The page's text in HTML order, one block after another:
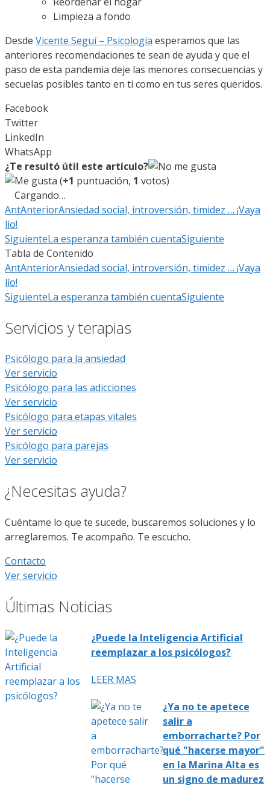
Limpieza a fondo
Desde Vicente Seguí – Psicología esperamos que las
anteriores recomendaciones te sean de ayuda y que el
paso de esta pandemia deje las menores consecuencias y
secuelas posibles tanto en ti como en tus seres queridos.
Facebook
Twitter
LinkedIn
WhatsApp
¿Te resultó útil este artículo?
(+1 puntuación, 1 votos)
Cargando…
AntAnteriorAnsiedad social, introversión, timidez … ¡Vaya
lío!
SiguienteLa esperanza también cuentaSiguiente
Tabla de Contenido
AntAnteriorAnsiedad social, introversión, timidez … ¡Vaya
lío!
SiguienteLa esperanza también cuentaSiguiente
Servicios y terapias
Psicólogo para la ansiedad
Ver servicio
Psicólogo para las adicciones
Ver servicio
Psicólogo para etapas vitales
Ver servicio
Psicólogo para parejas
Ver servicio
¿Necesitas ayuda?
Cuéntame lo que te sucede, buscaremos soluciones y lo
arreglaremos. Te acompaño. Te escucho.
Contacto
Ver servicio
Últimas Noticias
¿Puede la Inteligencia Artificial
reemplazar a los psicólogos?
LEER MAS
¿Ya no te apetece
salir a
emborracharte? Por
qué "hacerse mayor"
en la Marina Alta es
un signo de madurez